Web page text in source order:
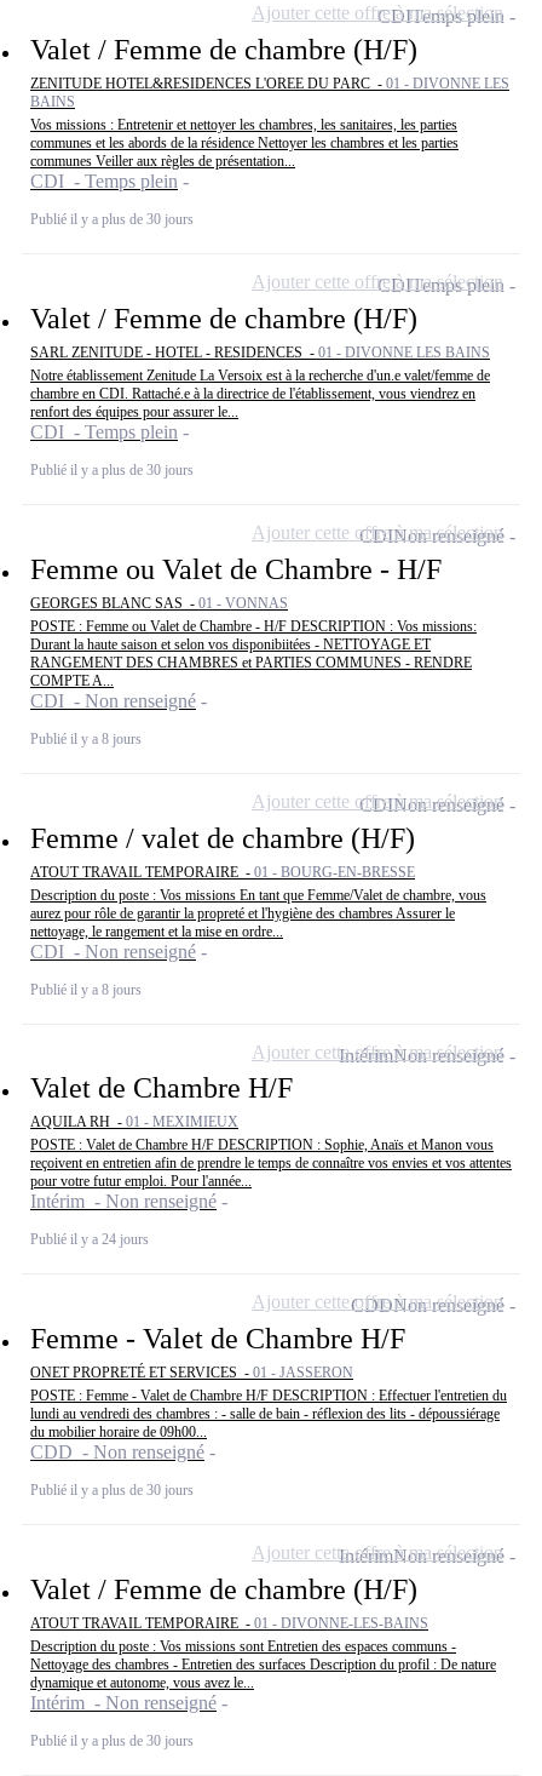
Valet / Femme de chambre (H/F)
ZENITUDE HOTEL&RESIDENCES L'OREE DU PARC - 01 - DIVONNE LES
BAINS
Vos missions : Entretenir et nettoyer les chambres, les sanitaires, les parties
communes et les abords de la résidence Nettoyer les chambres et les parties
communes Veiller aux règles de présentation...
CDI - Temps plein
Publié il y a plus de 30 jours
CDITemps plein
Ajouter cette offre à ma sélection
Valet / Femme de chambre (H/F)
SARL ZENITUDE - HOTEL - RESIDENCES - 01 - DIVONNE LES BAINS
Notre établissement Zenitude La Versoix est à la recherche d'un.e valet/femme de
chambre en CDI. Rattaché.e à la directrice de l'établissement, vous viendrez en
renfort des équipes pour assurer le...
CDI - Temps plein
Publié il y a plus de 30 jours
CDITemps plein
Ajouter cette offre à ma sélection
Femme ou Valet de Chambre - H/F
GEORGES BLANC SAS - 01 - VONNAS
POSTE : Femme ou Valet de Chambre - H/F DESCRIPTION : Vos missions:
Durant la haute saison et selon vos disponibiitées - NETTOYAGE ET
RANGEMENT DES CHAMBRES et PARTIES COMMUNES - RENDRE
COMPTE A...
CDI - Non renseigné
Publié il y a 8 jours
CDINon renseigné
Ajouter cette offre à ma sélection
Femme / valet de chambre (H/F)
ATOUT TRAVAIL TEMPORAIRE - 01 - BOURG-EN-BRESSE
Description du poste : Vos missions En tant que Femme/Valet de chambre, vous
aurez pour rôle de garantir la propreté et l'hygiène des chambres Assurer le
nettoyage, le rangement et la mise en ordre...
CDI - Non renseigné
Publié il y a 8 jours
CDINon renseigné
Ajouter cette offre à ma sélection
Valet de Chambre H/F
AQUILA RH - 01 - MEXIMIEUX
POSTE : Valet de Chambre H/F DESCRIPTION : Sophie, Anaïs et Manon vous
reçoivent en entretien afin de prendre le temps de connaître vos envies et vos attentes
pour votre futur emploi. Pour l'année...
Intérim - Non renseigné
Publié il y a 24 jours
IntérimNon renseigné
Ajouter cette offre à ma sélection
Femme - Valet de Chambre H/F
ONET PROPRETÉ ET SERVICES - 01 - JASSERON
POSTE : Femme - Valet de Chambre H/F DESCRIPTION : Effectuer l'entretien du
lundi au vendredi des chambres : - salle de bain - réflexion des lits - dépoussiérage
du mobilier horaire de 09h00...
CDD - Non renseigné
Publié il y a plus de 30 jours
CDDNon renseigné
Ajouter cette offre à ma sélection
Valet / Femme de chambre (H/F)
ATOUT TRAVAIL TEMPORAIRE - 01 - DIVONNE-LES-BAINS
Description du poste : Vos missions sont Entretien des espaces communs -
Nettoyage des chambres - Entretien des surfaces Description du profil : De nature
dynamique et autonome, vous avez le...
Intérim - Non renseigné
Publié il y a plus de 30 jours
IntérimNon renseigné
Ajouter cette offre à ma sélection